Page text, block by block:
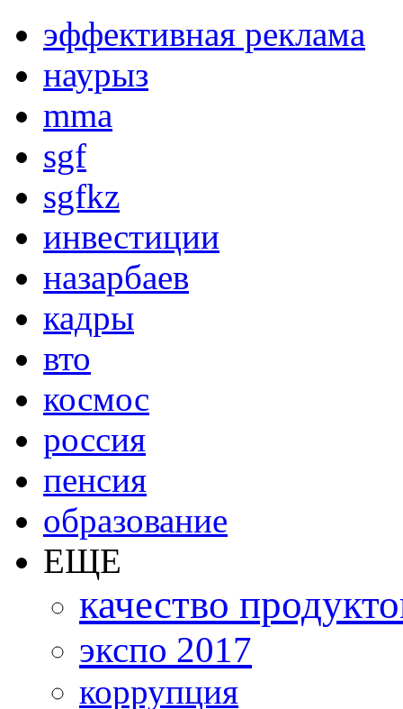
эффективная реклама
наурыз
mma
sgf
sgfkz
инвестиции
назарбаев
кадры
вто
космос
россия
пенсия
образование
ЕЩЕ
качество
экспо 2017
коррупция